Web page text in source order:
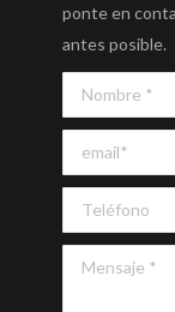
ponte en
antes posible.